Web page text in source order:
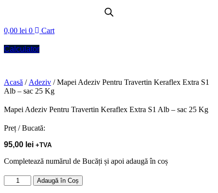
0,00 lei 0 Cart
Calculator
Acasă / Adeziv / Mapei Adeziv Pentru Travertin Keraflex Extra S1
Alb – sac 25 Kg
Mapei Adeziv Pentru Travertin Keraflex Extra S1 Alb – sac 25 Kg
Preț / Bucată:
95,00 lei +TVA
Completează numărul de Bucăți și apoi adaugă în coș
Cantitate
Mapei
Adaugă în Coș